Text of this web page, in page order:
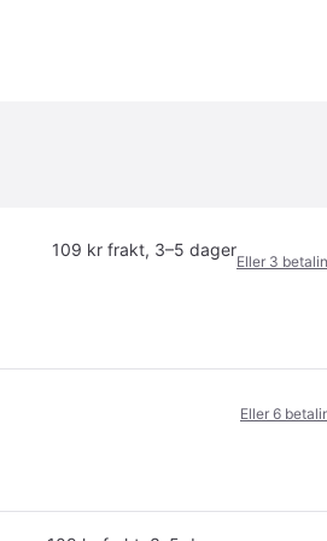
109 kr frakt, 3–5 dager
Eller 3
Eller 6